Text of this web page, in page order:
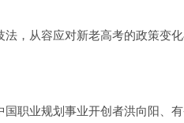
，从容应对新老高考的政策变
职业规划事业开创者洪向阳、